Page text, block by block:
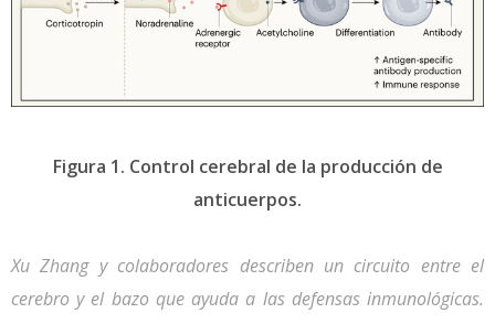
Figura 1. Control cerebral de la producción de
anticuerpos.
Xu Zhang y colaboradores describen un circuito entre el
cerebro y el bazo que ayuda a las defensas inmunológicas.